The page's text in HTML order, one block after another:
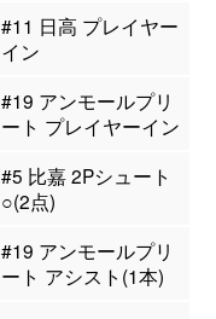
#11 日高 プレイヤー
イン
#19 アンモールプリ
ート プレイヤーイン
#5 比嘉 2Pシュート
○(2点)
#19 アンモールプリ
ート アシスト(1本)